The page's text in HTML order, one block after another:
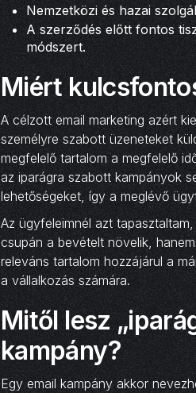
Nemzetközi és hazai
A szerződés előtt fontos
módszert.
Miért
A célzott email marketing azért
személyre szabott üzeneteket
megfelelő tartalom a megfelelő
az iparágra szabott kampányok
lehetőségeket, így a meglévő
Az ügyfeleimnél azt
csupán a bevételt növelik,
releváns tartalom hozzájárul a
a vállalkozás számára.
Mitől lesz
kampány?
Egy email kampány akkor